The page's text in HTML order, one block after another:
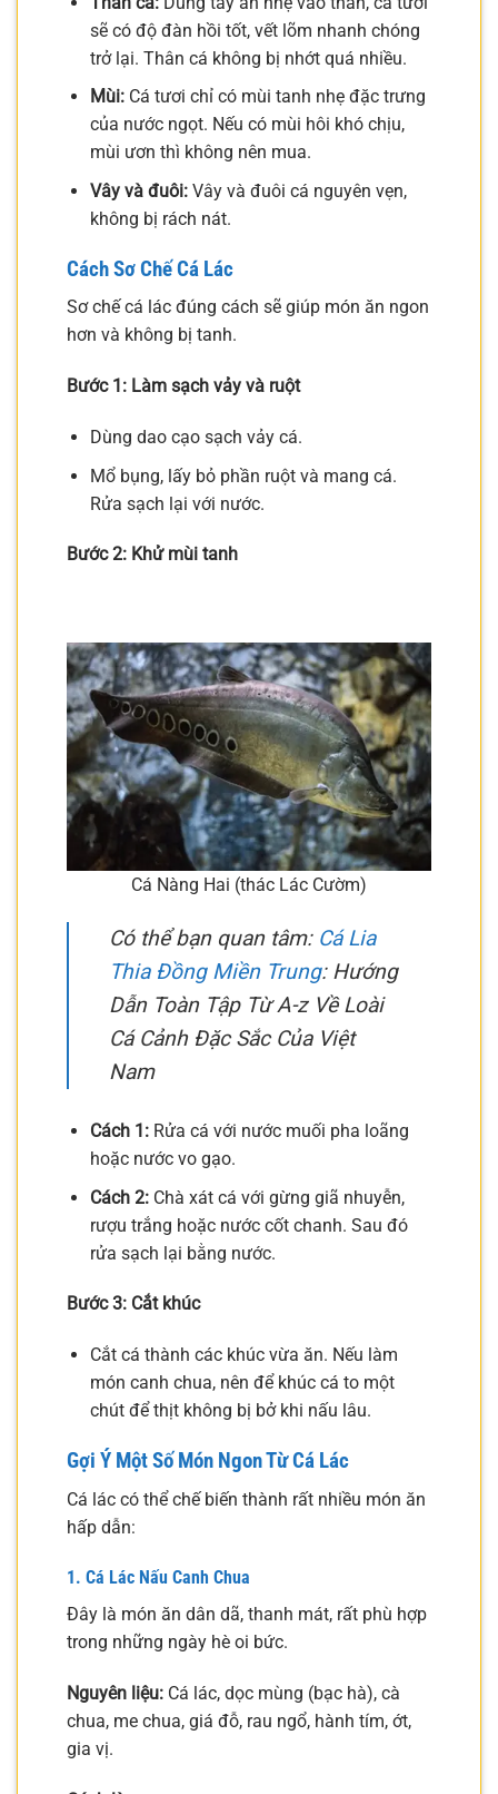
sẽ có độ đàn hồi tốt, vết lõm nhanh chóng
trở lại. Thân cá không bị nhớt quá nhiều.
Mùi:Cá tươi chỉ có mùi tanh nhẹ đặc trưng
của nước ngọt. Nếu có mùi hôi khó chịu,
mùi ươn thì không nên mua.
Vây và đuôi:Vây và đuôi cá nguyên vẹn,
không bị rách nát.
Cách Sơ Chế Cá Lác
Sơ chế cá lác đúng cách sẽ giúp món ăn ngon
hơn và không bị tanh.
Bước 1: Làm sạch vảy và ruột
Dùng dao cạo sạch vảy cá.
Mổ bụng, lấy bỏ phần ruột và mang cá.
Rửa sạch lại với nước.
Bước 2: Khử mùi tanh
Cá Nàng Hai (thác Lác Cườm)
Có thể bạn quan tâm: Cá Lia
Thia Đồng Miền Trung: Hướng
Dẫn Toàn Tập Từ A-z Về Loài
Cá Cảnh Đặc Sắc Của Việt
Nam
Cách 1:Rửa cá với nước muối pha loãng
hoặc nước vo gạo.
Cách 2:Chà xát cá với gừng giã nhuyễn,
rượu trắng hoặc nước cốt chanh. Sau đó
rửa sạch lại bằng nước.
Bước 3: Cắt khúc
Cắt cá thành các khúc vừa ăn. Nếu làm
món canh chua, nên để khúc cá to một
chút để thịt không bị bở khi nấu lâu.
Gợi Ý Một Số Món Ngon Từ Cá Lác
Cá lác có thể chế biến thành rất nhiều món ăn
hấp dẫn:
1. Cá Lác Nấu Canh Chua
Đây là món ăn dân dã, thanh mát, rất phù hợp
trong những ngày hè oi bức.
Nguyên liệu: Cá lác, dọc mùng (bạc hà), cà
chua, me chua, giá đỗ, rau ngổ, hành tím, ớt,
gia vị.